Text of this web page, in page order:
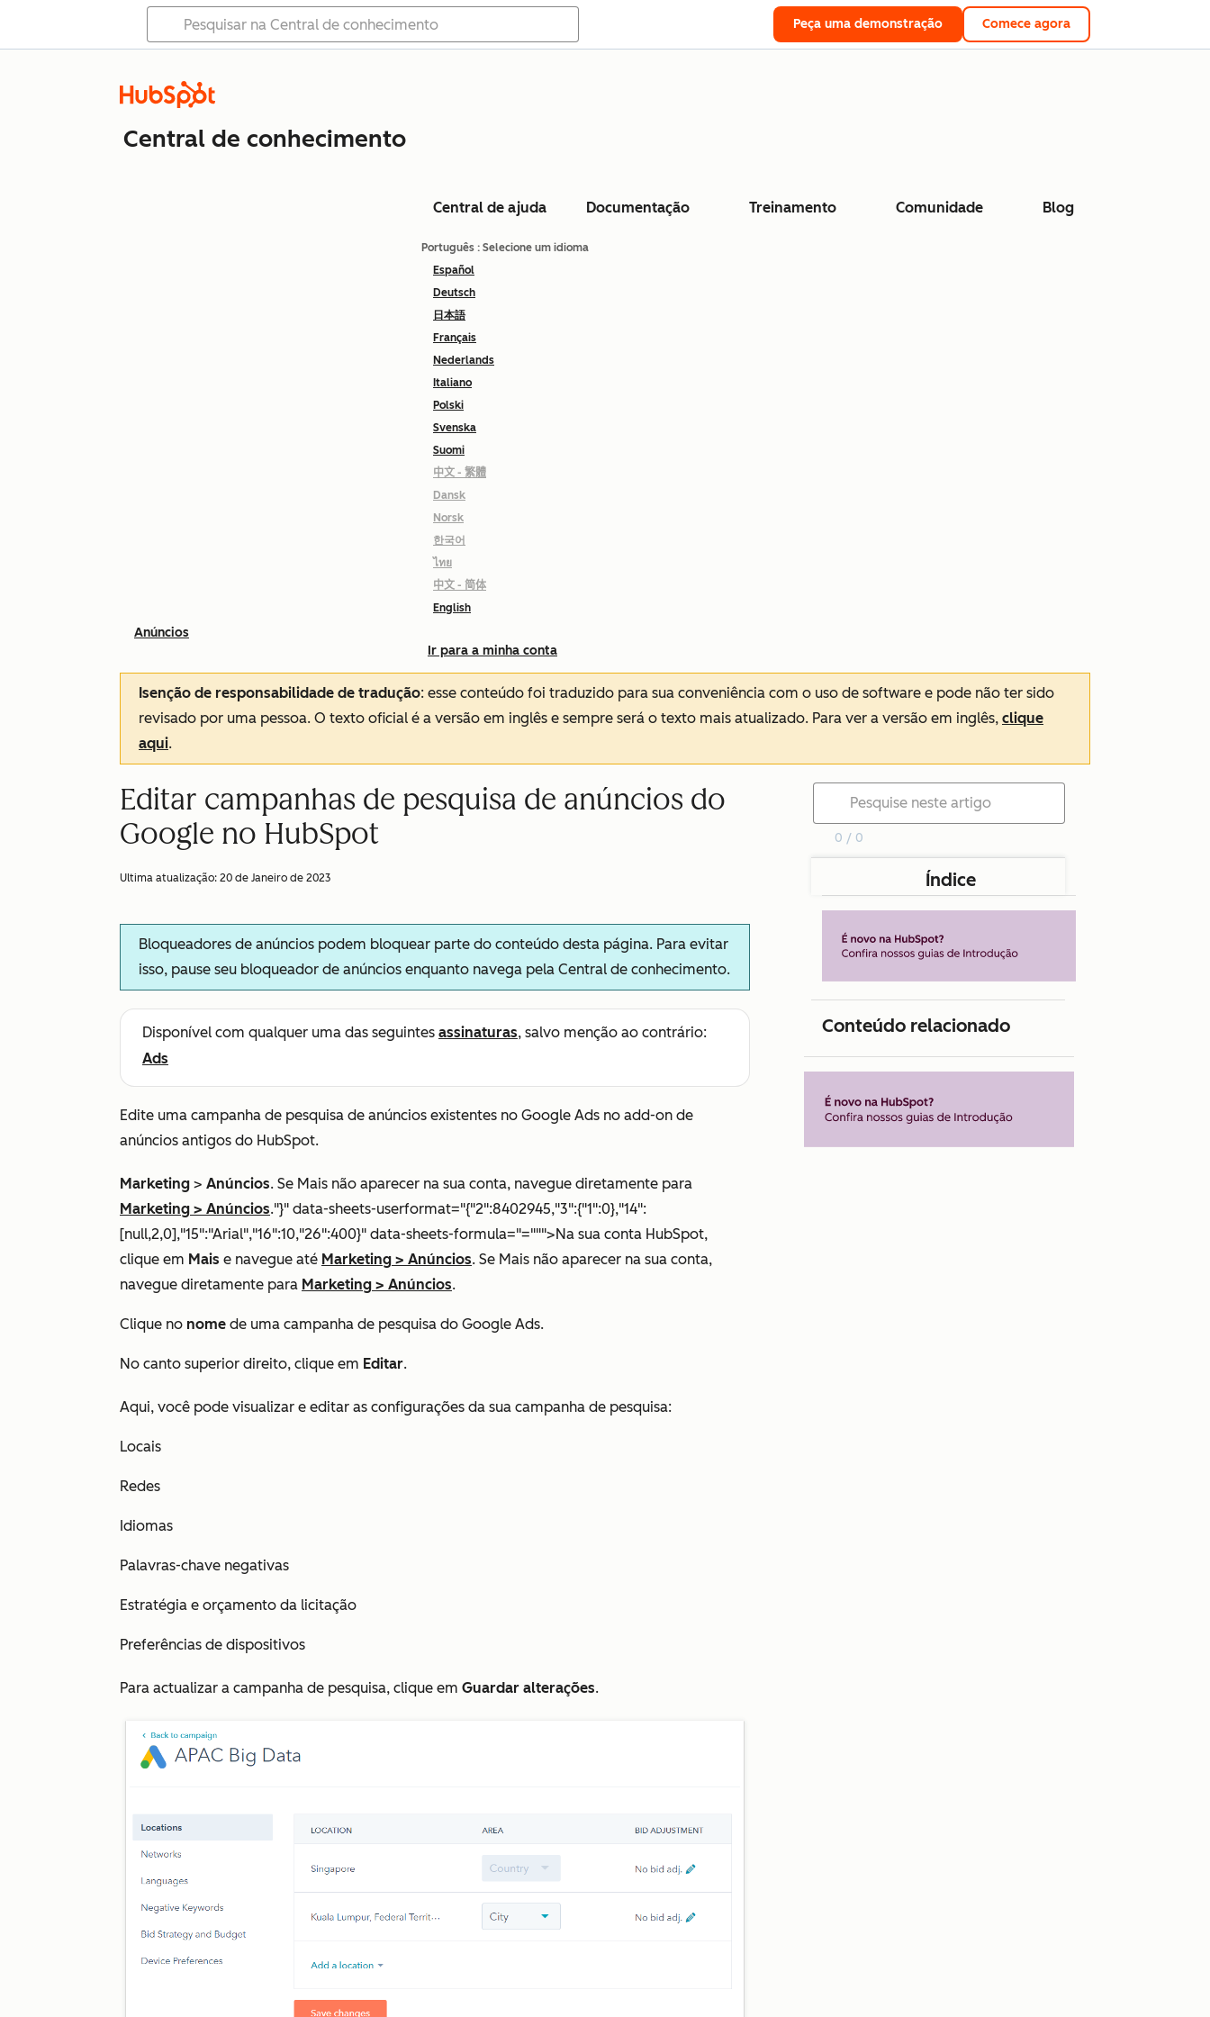
Peça uma demonstração Comece agora
Central de conhecimento
Central de ajuda Documentação Treinamento Comunidade Blog
Português : Selecione um idioma
Español
Deutsch
日本語
Français
Nederlands
Italiano
Polski
Svenska
Suomi
中文 - 繁體
Dansk
Norsk
한국어
ไทย
中文 - 简体
English
Ir para a minha conta
Anúncios
Isenção de responsabilidade de tradução: esse conteúdo foi traduzido para sua conveniência com o uso de software e pode não ter sido
revisado por uma pessoa. O texto oficial é a versão em inglês e sempre será o texto mais atualizado. Para ver a versão em inglês, clique
aqui.
Editar campanhas de pesquisa de anúncios do
Google no HubSpot
Ultima atualização: 20 de Janeiro de 2023
Bloqueadores de anúncios podem bloquear parte do conteúdo desta página. Para evitar
isso, pause seu bloqueador de anúncios enquanto navega pela Central de conhecimento.
Disponível com qualquer uma das seguintes assinaturas, salvo menção ao contrário:
Ads
Edite uma campanha de pesquisa de anúncios existentes no Google Ads no add-on de
anúncios antigos do HubSpot.
Marketing > Anúncios. Se Mais não aparecer na sua conta, navegue diretamente para
Marketing > Anúncios."}" data-sheets-userformat="{"2":8402945,"3":{"1":0},"14":
[null,2,0],"15":"Arial","16":10,"26":400}" data-sheets-formula="=""">Na sua conta HubSpot,
clique em Mais e navegue até Marketing > Anúncios. Se Mais não aparecer na sua conta,
navegue diretamente para Marketing > Anúncios.
Clique no nome de uma campanha de pesquisa do Google Ads.
No canto superior direito, clique em Editar.
Aqui, você pode visualizar e editar as configurações da sua campanha de pesquisa:
Locais
Redes
Idiomas
Palavras-chave negativas
Estratégia e orçamento da licitação
Preferências de dispositivos
Para actualizar a campanha de pesquisa, clique em Guardar alterações.
0 / 0
Índice
Conteúdo relacionado